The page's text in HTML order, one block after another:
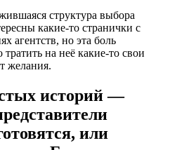
структура выбора
какие-то странички с
агентств, но эта боль
тратить на неё какие-то свои
желания.
историй —
или